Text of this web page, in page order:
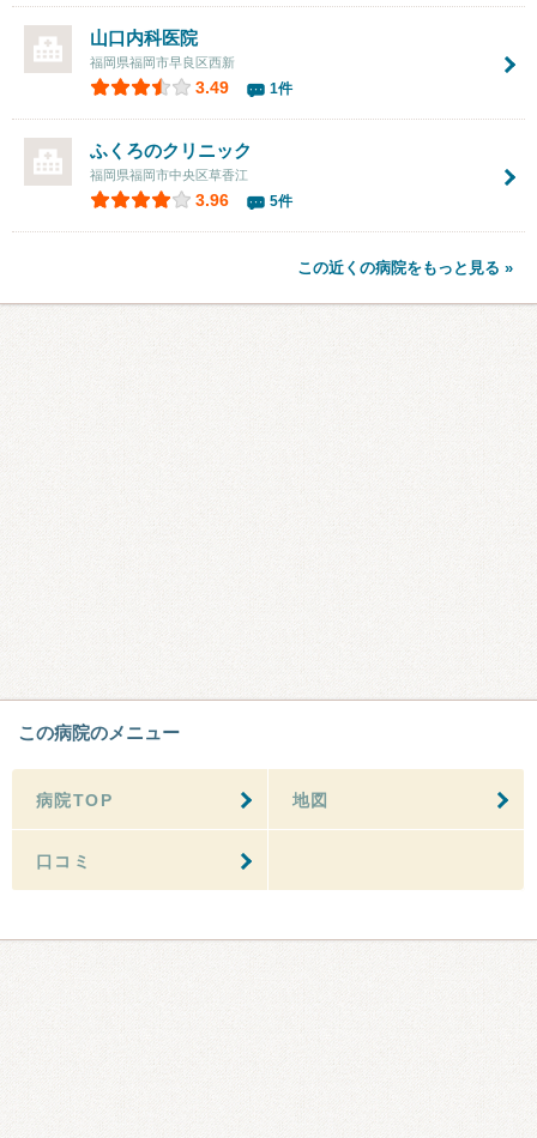
山口内科医院
福岡県福岡市早良区西新
3.49 1件
ふくろのクリニック
福岡県福岡市中央区草香江
3.96 5件
この近くの病院をもっと見る »
この病院のメニュー
病院TOP 地図
口コミ